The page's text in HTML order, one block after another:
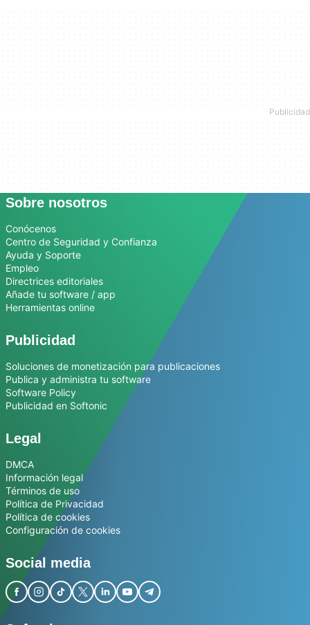
Sobre nosotros
Conócenos
Centro de Seguridad y Confianza
Ayuda y Soporte
Empleo
Directrices editoriales
Añade tu software / app
Herramientas online
Publicidad
Soluciones de monetización para publicaciones
Publica y administra tu software
Software Policy
Publicidad en Softonic
Legal
DMCA
Información legal
Términos de uso
Política de Privacidad
Política de cookies
Configuración de cookies
Social media